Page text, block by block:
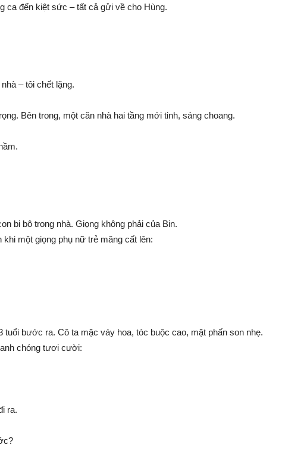
ca đến kiệt sức – tất cả gửi về cho Hùng.
– tôi chết lặng.
Bên trong, một căn nhà hai tầng mới tinh, sáng choang.
bi bô trong nhà. Giọng không phải của Bin.
một giọng phụ nữ trẻ măng cất lên:
bước ra. Cô ta mặc váy hoa, tóc buộc cao, mặt phấn son nhẹ.
chóng tươi cười:
ra.